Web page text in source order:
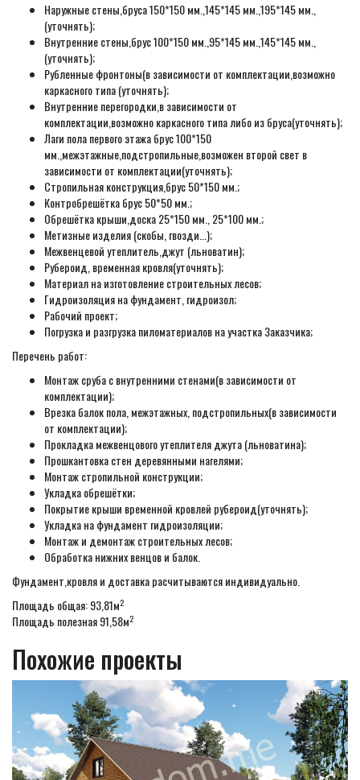
Наружные стены,бруса 150*150 мм.,145*145 мм.,195*145 мм.,
(уточнять);
Внутренние стены,брус 100*150 мм.,95*145 мм.,145*145 мм.,
(уточнять);
Рубленные фронтоны(в зависимости от комплектации,возможно
каркасного типа (уточнять);
Внутренние перегородки,в зависимости от
комплектации,возможно каркасного типа либо из бруса(уточнять);
Лаги пола первого этажа брус 100*150
мм.,межэтажные,подстропильные,возможен второй свет в
зависимости от комплектации(уточнять);
Стропильная конструкция,брус 50*150 мм.;
Контробрешётка брус 50*50 мм.;
Обрешётка крыши,доска 25*150 мм., 25*100 мм.;
Метизные изделия (скобы, гвозди...);
Межвенцевой утеплитель,джут (льноватин);
Рубероид, временная кровля(уточнять);
Материал на изготовление строительных лесов;
Гидроизоляция на фундамент, гидроизол;
Рабочий проект;
Погрузка и разгрузка пиломатериалов на участка Заказчика;
Перечень работ:
Монтаж сруба с внутренними стенами(в зависимости от
комплектации);
Врезка балок пола, межэтажных, подстропильных(в зависимости
от комплектации);
Прокладка межвенцового утеплителя джута (льноватина);
Прошкантовка стен деревянными нагелями;
Монтаж стропильной конструкции;
Укладка обрешётки;
Покрытие крыши временной кровлей рубероид(уточнять);
Укладка на фундамент гидроизоляции;
Монтаж и демонтаж строительных лесов;
Обработка нижних венцов и балок.
Фундамент,кровля и доставка расчитываются индивидуально.
Площадь общая: 93,81м2
Площадь полезная 91,58м2
Похожие проекты